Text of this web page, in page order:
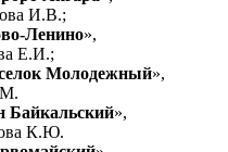
И.В.;
Ленино»,
Е.И.;
Молодежный»,
»,
К.Ю.